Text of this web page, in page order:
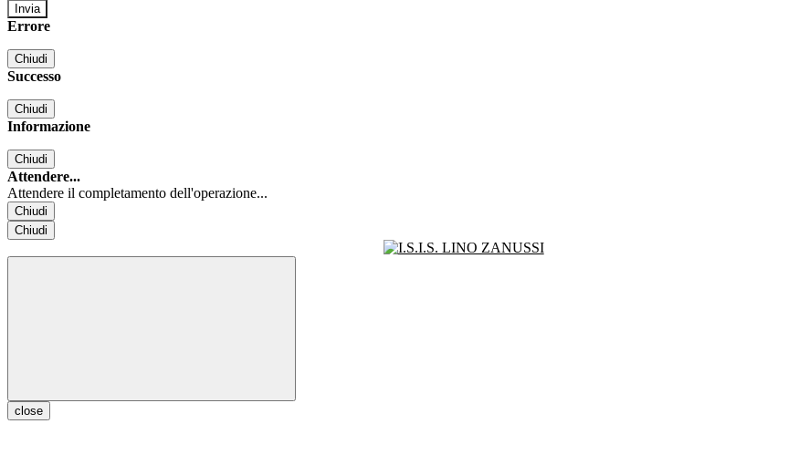
Errore
Chiudi
Successo
Chiudi
Informazione
Chiudi
Attendere...
Attendere il completamento dell'operazione...
Chiudi
Chiudi
close